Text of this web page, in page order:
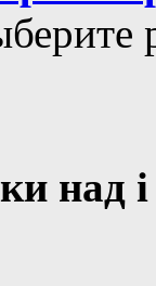
над i